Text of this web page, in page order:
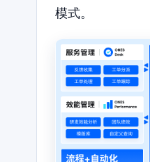
模式。